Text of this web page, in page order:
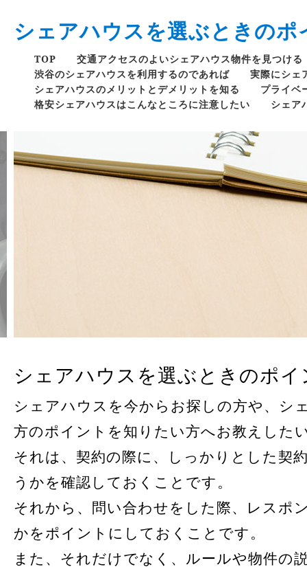
シェアハウスを選ぶときのポ
TOP
交通アクセスのよいシェアハウス物件を見つける
渋谷のシェアハウスを利用するのであれば
実際にシェ
シェアハウスのメリットとデメリットを知る
プライベ
格安シェアハウスはこんなところに注意したい
シェア
シェアハウスを選ぶときのポイ
シェアハウスを今からお探しの方や、シ
方のポイントを知りたい方へお教えした
それは、契約の際に、しっかりとした契
うかを確認しておくことです。
それから、問い合わせをした際、レスポ
かをポイントにしておくことです。
また、それだけでなく、ルールや物件の